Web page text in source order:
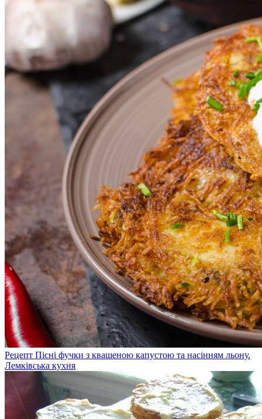
Рецепт Пісні фучки з квашеною капустою та насінням льону.
Лемківська кухня